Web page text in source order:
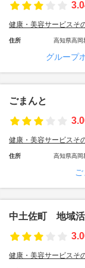
健康・美容サービスそ
住所 高知県高岡
グループ
ごまんと
健康・美容サービスそ
住所 高知県高岡
中土佐町 地域活
健康・美容サービスそ